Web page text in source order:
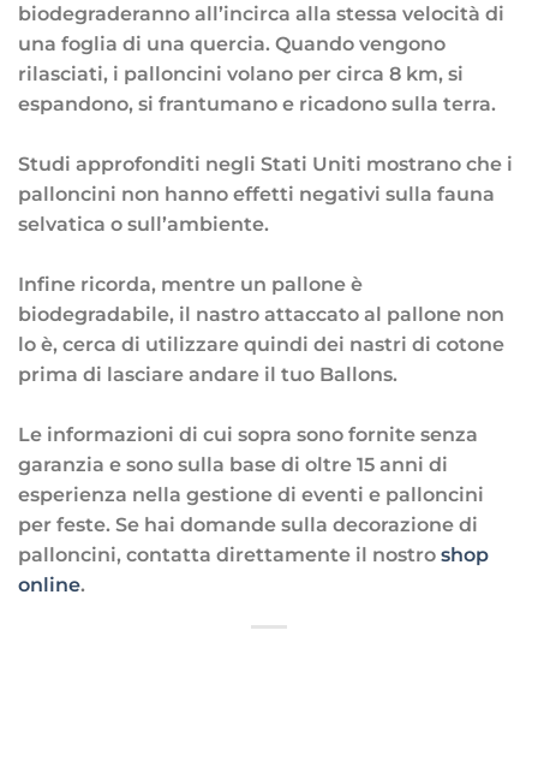
biodegraderanno all’incirca alla stessa velocità di
una foglia di una quercia. Quando vengono
rilasciati, i palloncini volano per circa 8 km, si
espandono, si frantumano e ricadono sulla terra.
Studi approfonditi negli Stati Uniti mostrano che i
palloncini non hanno effetti negativi sulla fauna
selvatica o sull’ambiente.
Infine ricorda, mentre un pallone è
biodegradabile, il nastro attaccato al pallone non
lo è, cerca di utilizzare quindi dei nastri di cotone
prima di lasciare andare il tuo Ballons.
Le informazioni di cui sopra sono fornite senza
garanzia e sono sulla base di oltre 15 anni di
esperienza nella gestione di eventi e palloncini
per feste. Se hai domande sulla decorazione di
palloncini, contatta direttamente il nostro shop
online.